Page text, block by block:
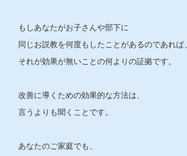
もしあなたがお子さんや部下に
同じお説教を何度もしたことがあるのであれば、
それが効果が無いことの何よりの証拠です。
改善に導くための効果的な方法は、
言うよりも聞くことです。
あなたのご家庭でも、